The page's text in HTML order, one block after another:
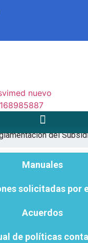
de Medellín
de
del
Manuales
solicitadas por
Acuerdos
de políticas